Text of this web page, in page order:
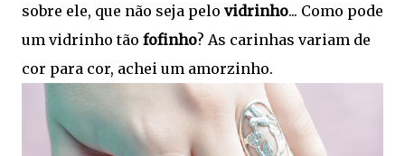
sobre ele, que não seja pelo vidrinho... Como pode
um vidrinho tão fofinho? As carinhas variam de
cor para cor, achei um amorzinho.